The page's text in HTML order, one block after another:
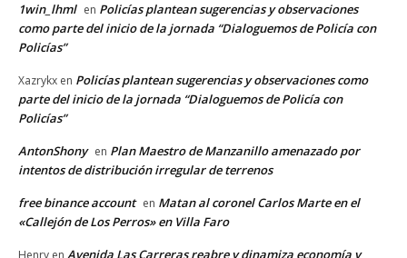
1win_lhml en Policías plantean sugerencias y observaciones
como parte del inicio de la jornada “Dialoguemos de Policía con
Policías”
Xazrykx en Policías plantean sugerencias y observaciones como
parte del inicio de la jornada “Dialoguemos de Policía con
Policías”
AntonShony en Plan Maestro de Manzanillo amenazado por
intentos de distribución irregular de terrenos
free binance account en Matan al coronel Carlos Marte en el
«Callejón de Los Perros» en Villa Faro
Avenida Las Carreras reabre y dinamiza economía y